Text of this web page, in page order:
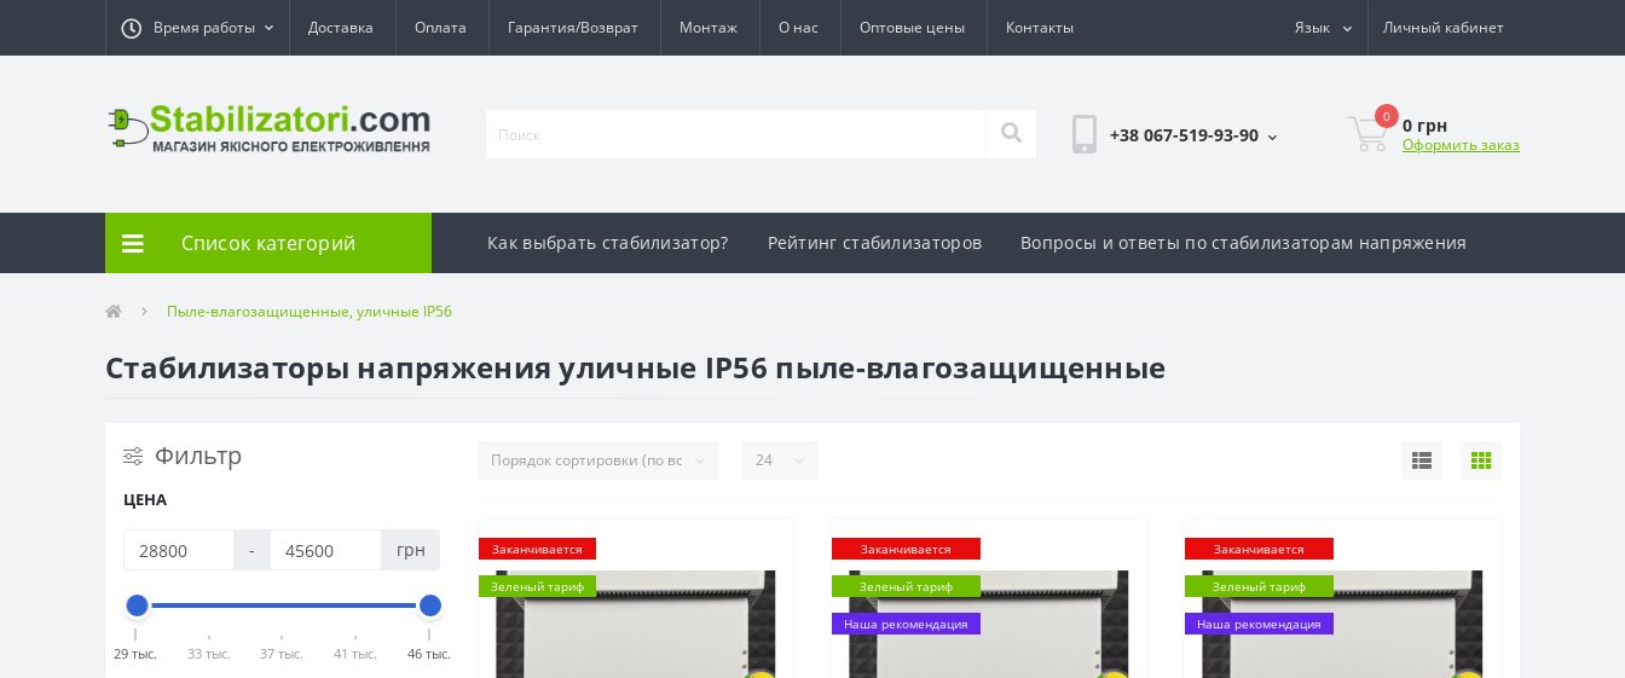
Время работы Доставка Оплата Гарантия/Возврат Монтаж О нас Оптовые цены Контакты Язык Личный кабинет
+38 067-519-93-90
0 0 грн
Оформить заказ
Список категорий Как выбрать стабилизатор? Рейтинг стабилизаторов Вопросы и ответы по стабилизаторам напряжения
Пыле-влагозащищенные, уличные IP56
Стабилизаторы напряжения уличные IP56 пыле-влагозащищенные
Фильтр
ЦЕНА
- грн
29 тыс. 33 тыс. 37 тыс. 41 тыс. 46 тыс.
Заканчивается
Зеленый тариф
Заканчивается
Зеленый тариф
Наша рекомендация
Заканчивается
Зеленый тариф
Наша рекомендация